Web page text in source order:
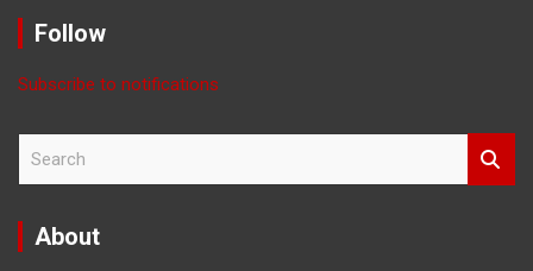
Month
Follow
Subscribe to notifications
r
About